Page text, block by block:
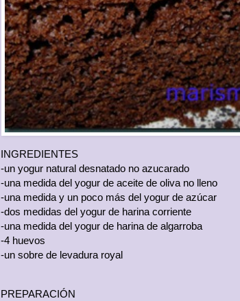
INGREDIENTES
-un yogur natural desnatado no azucarado
-una medida del yogur de aceite de oliva no lleno
-una medida y un poco más del yogur de azúcar
-dos medidas del yogur de harina corriente
-una medida del yogur de harina de algarroba
-4 huevos
-un sobre de levadura royal
PREPARACIÓN